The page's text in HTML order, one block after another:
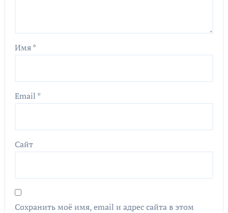
Имя*
Email *
Сайт
Сохранить моё имя, email и адрес сайта в этом